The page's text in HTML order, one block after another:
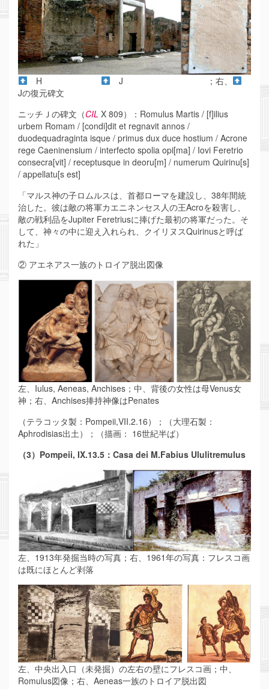
H
J ；右、
Jの復元碑文
ニッチＪの碑文（CIL X 809）：Romulus Martis / [f]ilius
urbem Romam / [condi]dit et regnavit annos /
duodequadraginta isque / primus dux duce hostium / Acrone
rege Caeninensium / interfecto spolia opi[ma] / Iovi Feretrio
consecra[vit] / receptusque in deoru[m] / numerum Quirinu[s]
/ appellatu[s est]
「マルス神の子ロムルスは、首都ローマを建設し、38年間統
治した。彼は敵の将軍カエニネンセス人の王Acroを殺害し、
敵の戦利品をJupiter Feretriusに捧げた最初の将軍だった。そ
して、神々の中に迎え入れられ、クイリヌスQuirinusと呼ば
れた」
② アエネアス一族のトロイア脱出図像
左、Iulus, Aeneas, Anchises；中、背後の女性は母Venus女
神；右、Anchises捧持神像はPenates
（テラコッタ製：Pompeii,VII.2.16）；（大理石製：
Aphrodisias出土）；（描画： 16世紀半ば）
（3）Pompeii, IX.13.5：Casa dei M.Fabius Ululitremulus
左、1913年発掘当時の写真；右、1961年の写真：フレスコ画
は既にほとんど剥落
左、中央出入口（未発掘）の左右の壁にフレスコ画；中、
Romulus図像；右、Aeneas一族のトロイア脱出図